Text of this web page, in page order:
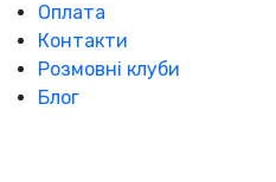
Оплата
Контакти
Розмовні клуби
Блог